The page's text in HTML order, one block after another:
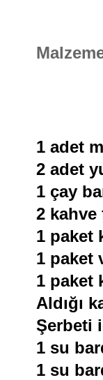
1 adet
2 adet
1 çay
2 kahve
1 paket
1 paket
1 paket
Aldığı
Şerbeti
1 su
1 su